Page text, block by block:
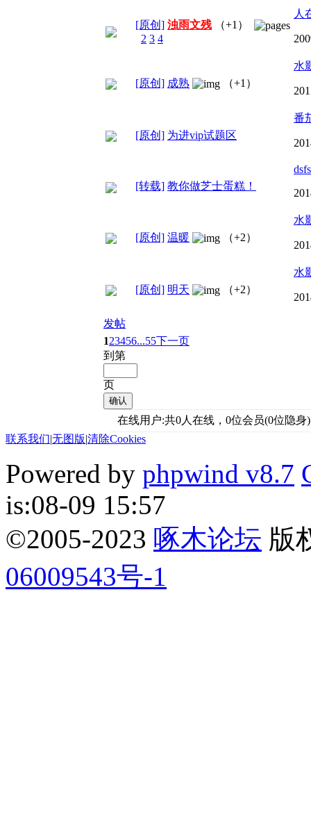
[原创] 浊雨文残
（+1）
2 3 4
人
[原创] 成熟 （+1）
水
[原创] 为进vip试题区
番
[转载] 教你做芝士蛋糕！
[原创] 温暖 （+2）
水
[原创] 明天 （+2）
水
发帖
123456...55下一页
到第
页
确认
在线用户:共0人在线，0位会员(0位隐身)
联系我们|无图版|清除Cookies
Powered by phpwind v8.7
is:08-09 15:57
©2005-2023 啄木论坛 版
06009543号-1